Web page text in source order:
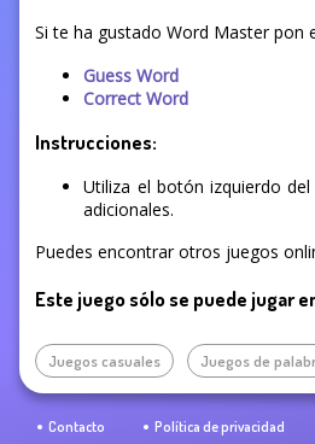
Si te ha gustado Word Master pon
Guess Word
Correct Word
Instrucciones:
Utiliza el botón izquierdo
adicionales.
Puedes encontrar otros juegos
Este juego sólo se puede jugar
Juegos casuales Juegos de
Contacto Política de privacidad